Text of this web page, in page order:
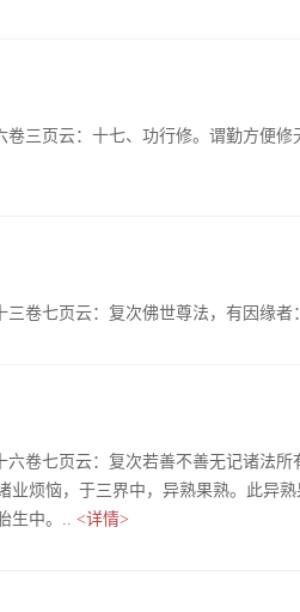
卷三页云：十七、功行修。谓勤方便
三卷七页云：复次佛世尊法，有因缘者
六卷七页云：复次若善不善无记诸法
业烦恼，于三界中，异熟果熟。此异
生中。.. <详情>